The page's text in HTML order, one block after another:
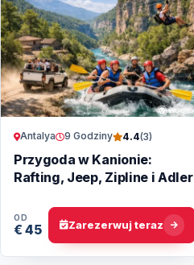
Antalya 9 Godziny 4.4(3)
Przygoda w Kanionie:
Rafting, Jeep, Zipline i Adler
OD
€ 45 Zarezerwuj teraz